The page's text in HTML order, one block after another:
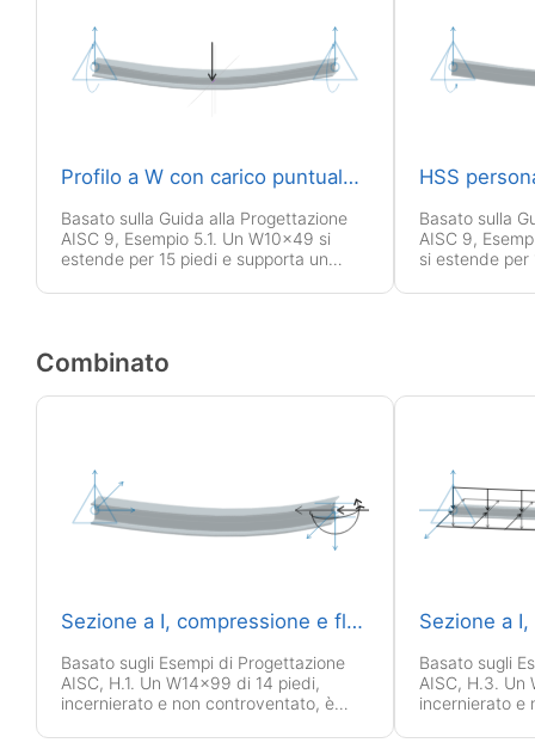
Profilo a W con carico puntuale, incernierato torsionalmente
Basato sulla Guida alla Progettazione
AISC 9, Esempio 5.1. Un W10x49 si
estende per 15 piedi e supporta un
taglio a metà campata.
Basato sulla
AISC 9,
si estende per
taglio a metà
Combinato
Sezione a I, compressione e flessione biassiale
Basato sugli Esempi di Progettazione
AISC, H.1. Un W14x99 di 14 piedi,
incernierato e non controventato, è
e momenti flettenti su entrambi gli assi.
Basato sugli
AISC, H.3.
incernierato e
e momenti